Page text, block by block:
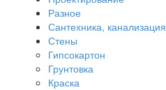
Разное
Сантехника, канализация
Стены
Гипсокартон
Грунтовка
Краска